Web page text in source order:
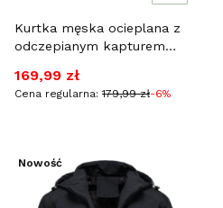
Kurtka męska ocieplana z
odczepianym kapturem
Cena promocyjna
169,99 zł
Cena regularna: 179,99 zł-6%
Nowość